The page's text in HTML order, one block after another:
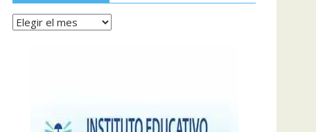
Archivos